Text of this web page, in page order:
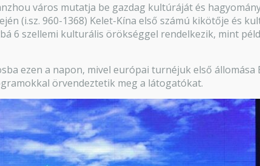
város mutatja be gazdag kultúráját és
(i.sz. 960-1368) Kelet-Kína első számú kikötője és
6 szellemi kulturális örökséggel rendelkezik, mint
ezen a napon, mivel európai turnéjuk első állomása
örvendeztetik meg a látogatókat.